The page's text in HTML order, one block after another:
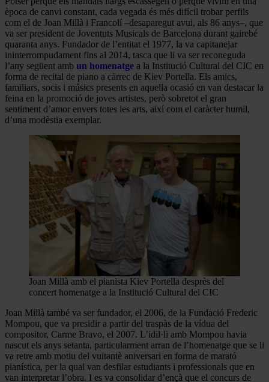
època de canvi constant, cada vegada és més difícil trobar perfils
com el de Joan Millà i Francolí –desaparegut avui, als 86 anys–, que
va ser president de Joventuts Musicals de Barcelona durant gairebé
quaranta anys. Fundador de l’entitat el 1977, la va capitanejar
ininterrompudament fins al 2014, tasca que li va ser reconeguda
l’any següent amb un homenatge a la Institució Cultural del CIC en
forma de recital de piano a càrrec de Kiev Portella. Els amics,
familiars, socis i músics presents en aquella ocasió en van destacar la
feina en la promoció de joves artistes, però sobretot el gran
sentiment d’amor envers totes les arts, així com el caràcter humil,
d’una modèstia exemplar.
Joan Millà amb el pianista Kiev Portella desprès del
concert homenatge a la Institució Cultural del CIC
Joan Millà també va ser fundador, el 2006, de la Fundació Frederic
Mompou, que va presidir a partir del traspàs de la vídua del
compositor, Carme Bravo, el 2007. L’idil·li amb Mompou havia
nascut els anys setanta, particularment arran de l’homenatge que se li
va retre amb motiu del vuitantè aniversari en forma de marató
pianística, per la qual van desfilar estudiants i professionals que en
van interpretar l’obra. I es va consolidar d’ençà que el concurs de